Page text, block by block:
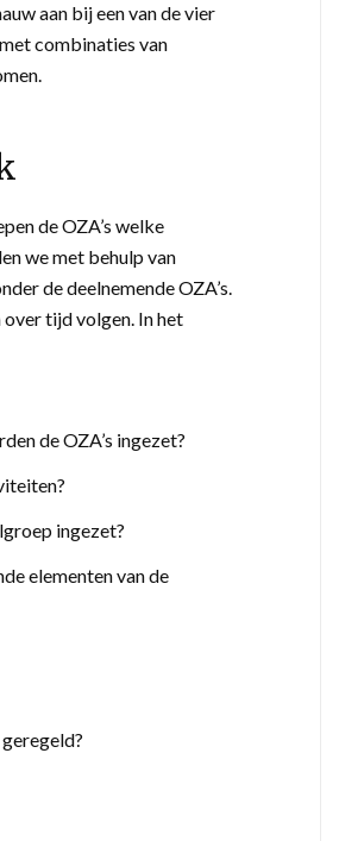
aan bij een van de vier
combinaties van
de OZA’s welke
we met behulp van
de deelnemende OZA’s.
tijd volgen. In het
de OZA’s ingezet?
ingezet?
elementen van de